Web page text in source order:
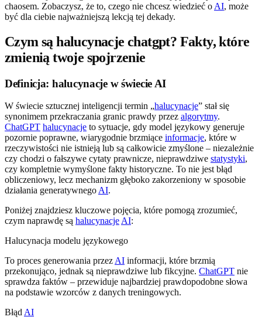
chaosem. Zobaczysz, że to, czego nie chcesz wiedzieć o AI, może
być dla ciebie najważniejszą lekcją tej dekady.
Czym są halucynacje chatgpt? Fakty, które
zmienią twoje spojrzenie
Definicja: halucynacje w świecie AI
W świecie sztucznej inteligencji termin „halucynacje” stał się
synonimem przekraczania granic prawdy przez algorytmy.
ChatGPT halucynacje to sytuacje, gdy model językowy generuje
pozornie poprawne, wiarygodnie brzmiące informacje, które w
rzeczywistości nie istnieją lub są całkowicie zmyślone – niezależnie
czy chodzi o fałszywe cytaty prawnicze, nieprawdziwe statystyki,
czy kompletnie wymyślone fakty historyczne. To nie jest błąd
obliczeniowy, lecz mechanizm głęboko zakorzeniony w sposobie
działania generatywnego AI.
Poniżej znajdziesz kluczowe pojęcia, które pomogą zrozumieć,
czym naprawdę są halucynacje AI:
Halucynacja modelu językowego
To proces generowania przez AI informacji, które brzmią
przekonująco, jednak są nieprawdziwe lub fikcyjne. ChatGPT nie
sprawdza faktów – przewiduje najbardziej prawdopodobne słowa
na podstawie wzorców z danych treningowych.
Błąd AI